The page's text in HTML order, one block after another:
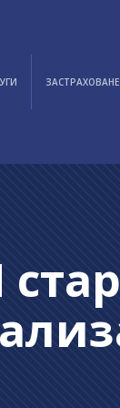
ЗАСТРАХОВАНЕ